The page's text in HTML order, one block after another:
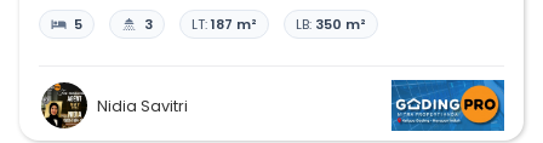
5 3 LT:187 m² LB: 350 m²
Nidia Savitri